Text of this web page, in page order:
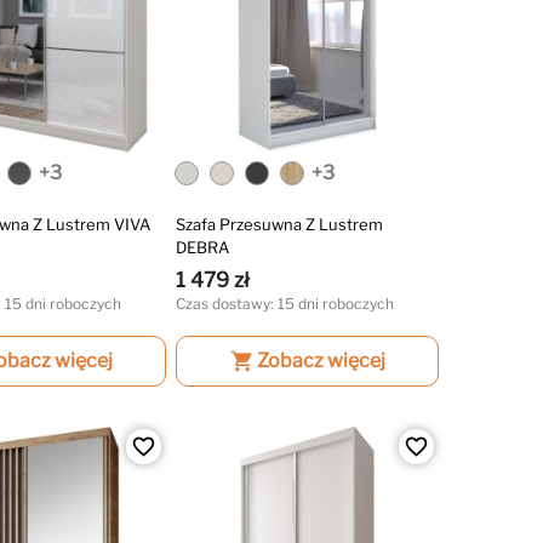
+3
Z Lustrem VIVA
15 dni roboczych
więcej
+3
Szafa Przesuwna Z Lustrem
DEBRA
1 479 zł
Czas dostawy: 15 dni roboczych
shopping_cart Zobacz więcej
favorite_border favorite_border